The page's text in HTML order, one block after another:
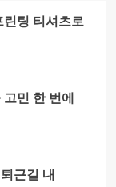
린팅 티셔츠로
민 한 번에
근길 내